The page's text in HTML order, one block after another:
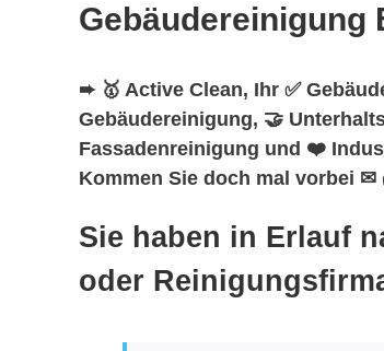
Gebäudereinigung
➨ 🥇 Active Clean, Ihr ✅
Gebäudereinigung, 🤝
Fassadenreinigung und ❤️
Kommen Sie doch mal vorbei
Sie haben in Erlauf
oder